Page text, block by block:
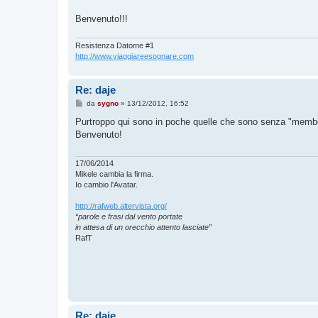
Benvenuto!!!
Resistenza Datome #1
http://www.viaggiareesognare.com
Re: daje
M
s
a
i
o
da sygno» 13/12/2012, 16:52
Purtroppo qui sono in poche quelle che sono senza
Benvenuto!
17/06/2014
Mikele cambia la firma.
Io cambio l'Avatar.
http://rafweb.altervista.org/
“parole e frasi dal vento portate
in attesa di un orecchio attento lasciate”
RafT